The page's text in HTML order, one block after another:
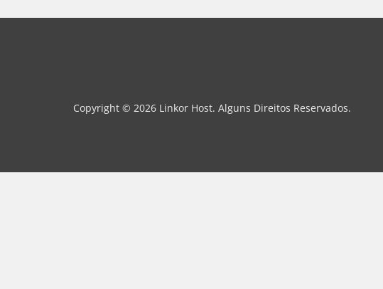
Copyright © 2026 Linkor Host. Alguns Direitos Reservados.